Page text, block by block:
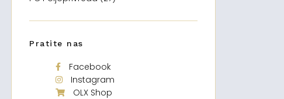
Pratite nas
Facebook
Instagram
OLX Shop